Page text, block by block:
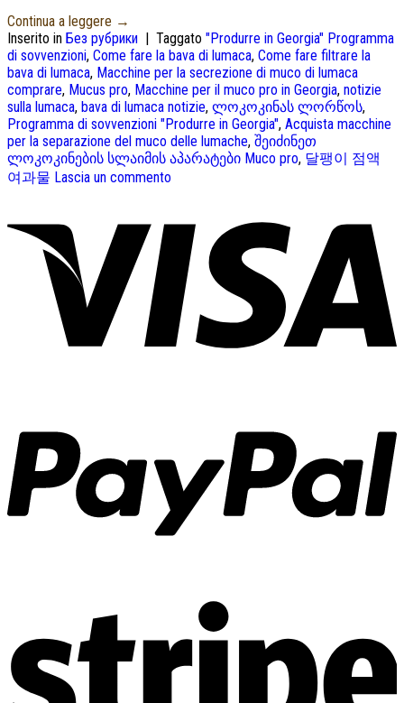
Continua a leggere →
Inserito in Без рубрики Taggato "Produrre in Georgia" Programma
di sovvenzioni, Come fare la bava di lumaca, Come fare filtrare la
bava di lumaca, Macchine per la secrezione di muco di lumaca
comprare, Mucus pro, Macchine per il muco pro in Georgia, notizie
sulla lumaca, bava di lumaca notizie, ლოკოკინას ლორწოს,
Programma di sovvenzioni "Produrre in Georgia", Acquista macchine
per la separazione del muco delle lumache, შეიძინეთ
ლოკოკინების სლაიმის აპარატები Muco pro, 달팽이 점액
여과물 Lascia un commento